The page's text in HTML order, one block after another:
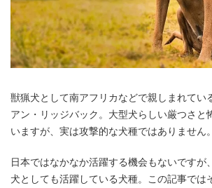
獣猟犬として南アフリカなどで親しまれてい
アン・リッジバック。大型犬らしい厳つさと
いますが、実は攻撃的な犬種ではありません。
日本ではなかなか活躍する機会もないですが
犬としても活躍している犬種。この記事では